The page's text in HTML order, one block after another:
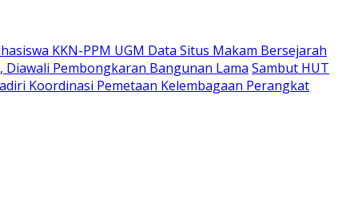
KKN-PPM UGM Data Situs Makam Bersejarah
Diawali Pembongkaran Bangunan Lama Sambut HUT
Koordinasi Pemetaan Kelembagaan Perangkat